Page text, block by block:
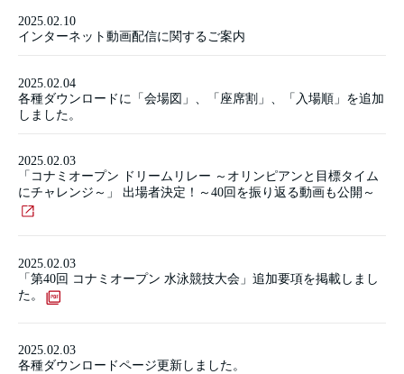
2025.02.10
インターネット動画配信に関するご案内
2025.02.04
各種ダウンロードに「会場図」、「座席割」、「入場順」を追加
しました。
2025.02.03
「コナミオープン ドリームリレー ～オリンピアンと目標タイム
にチャレンジ～」 出場者決定！～40回を振り返る動画も公開～
2025.02.03
「第40回 コナミオープン 水泳競技大会」追加要項を掲載しまし
た。
2025.02.03
各種ダウンロードページ更新しました。